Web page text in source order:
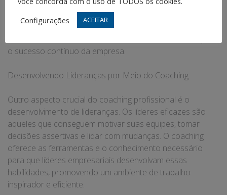
coach profissional ajuda a identificar e explorar novas
oportunidades de mercado, além de refinar as estratégias
de vendas e marketing. Isso não só aumenta a visibilidade
o sucesso contínuo da empresa.
Desenvolvendo Lideranças por Meio do Coaching
Outro aspecto crucial do coaching profissional é o
desenvolvimento de lideranças. Os líderes eficazes são
aqueles que conseguem motivar suas equipes, tomar
decisões assertivas e lidar com mudanças. O coaching
oferece as ferramentas e o conhecimento necessário
para que líderes empresariais desenvolvam essas
habilidades, promovendo um ambiente de trabalho
inspirador e eficiente.
Configurações
ACEITAR